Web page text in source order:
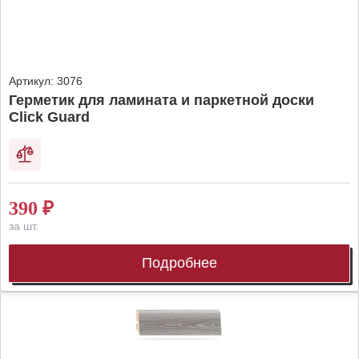
Артикул: 3076
Герметик для ламината и паркетной доски
Click Guard
390 ₽
за шт.
Подробнее